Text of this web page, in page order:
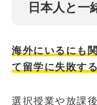
日本人と一
海外にいるにも
て留学に失敗す
選択授業や放課